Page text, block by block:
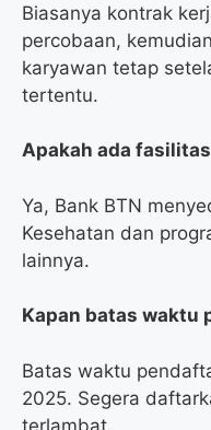
Biasanya kontrak
percobaan,
karyawan tetap
tertentu.
Apakah ada
Ya, Bank BTN
Kesehatan dan
lainnya.
Kapan batas waktu
Batas waktu
2025. Segera
terlambat.